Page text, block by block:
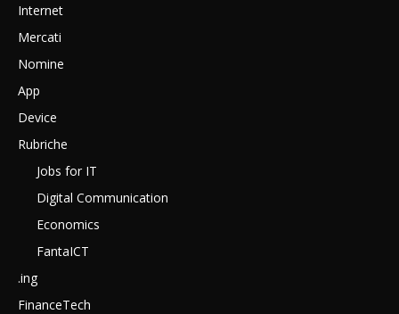
Internet
Mercati
Nomine
App
Device
Rubriche
Jobs for IT
Digital Communication
Economics
FantaICT
.ing
FinanceTech